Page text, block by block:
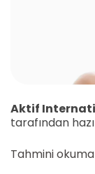
Aktif
tarafından
Tahmini